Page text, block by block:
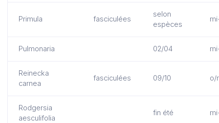
Primula fasciculées
selon
espèces
Pulmonaria 02/04
Reinecka
carnea
fasciculées 09/10 o/
Rodgersia
aesculifolia
fin été